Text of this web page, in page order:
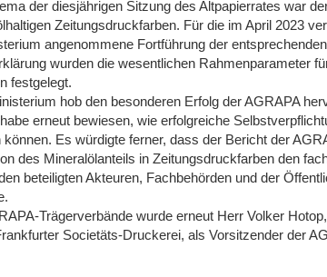
der diesjährigen Sitzung des Altpapierrates war
Zeitungsdruckfarben. Für die im April 2023
angenommene Fortführung der entsprechenden
wurden die wesentlichen Rahmenparameter
festgelegt.
hob den besonderen Erfolg der AGRAPA
erneut bewiesen, wie erfolgreiche
Es würdigte ferner, dass der Bericht der
des Mineralölanteils in Zeitungsdruckfarben den
beteiligten Akteuren, Fachbehörden und der
Trägerverbände wurde erneut Herr Volker Hotop,
Societäts-Druckerei, als Vorsitzender der